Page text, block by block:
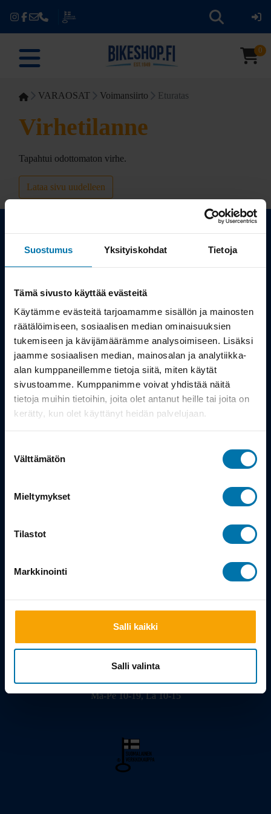
Suostumus Yksityiskohdat Tietoja
Tämä sivusto käyttää evästeitä
Käytämme evästeitä tarjoamamme sisällön ja mainosten
räätälöimiseen, sosiaalisen median ominaisuuksien
tukemiseen ja kävijämäärämme analysoimiseen. Lisäksi
jaamme sosiaalisen median, mainosalan ja analytiikka-
alan kumppaneillemme tietoja siitä, miten käytät
sivustoamme. Kumppanimme voivat yhdistää näitä
tietoja muihin tietoihin, joita olet antanut heille tai joita on
kerätty, kun olet käyttänyt heidän palvelujaan.
valinta
Välttämätön
Mieltymykset
Tilastot
Markkinointi
Salli kaikki
Salli valinta
0
VARAOSAT Voimansiirto Eturatas
Virhetilanne
Tapahtui odottomaton virhe.
Lataa sivu uudelleen
Kauppa
Työsuhdepyörä
Info
Toimitus
Viilarinkatu 3, 20320 Turku
02 - 2322675
Myymälä avoinna:
Ma-Pe 10-19, La 10-15